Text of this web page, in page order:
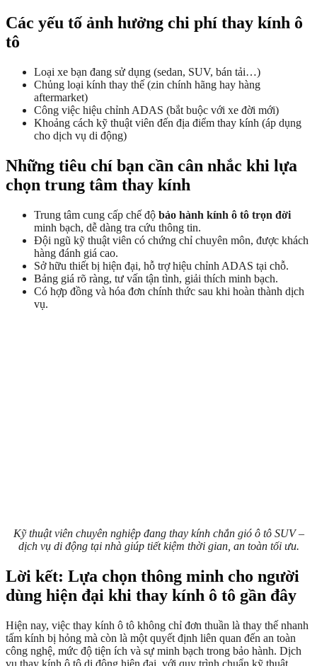
Các yếu tố ảnh hưởng chi phí thay kính ô
tô
Loại xe bạn đang sử dụng (sedan, SUV, bán tải…)
Chủng loại kính thay thế (zin chính hãng hay hàng
aftermarket)
Công việc hiệu chỉnh ADAS (bắt buộc với xe đời mới)
Khoảng cách kỹ thuật viên đến địa điểm thay kính (áp dụng
cho dịch vụ di động)
Những tiêu chí bạn cần cân nhắc khi lựa
chọn trung tâm thay kính
Trung tâm cung cấp chế độ bảo hành kính ô tô trọn đời
minh bạch, dễ dàng tra cứu thông tin.
Đội ngũ kỹ thuật viên có chứng chỉ chuyên môn, được khách
hàng đánh giá cao.
Sở hữu thiết bị hiện đại, hỗ trợ hiệu chỉnh ADAS tại chỗ.
Bảng giá rõ ràng, tư vấn tận tình, giải thích minh bạch.
Có hợp đồng và hóa đơn chính thức sau khi hoàn thành dịch
vụ.
Kỹ thuật viên chuyên nghiệp đang thay kính chắn gió ô tô SUV –
dịch vụ di động tại nhà giúp tiết kiệm thời gian, an toàn tối ưu.
Lời kết: Lựa chọn thông minh cho người
dùng hiện đại khi thay kính ô tô gần đây
Hiện nay, việc thay kính ô tô không chỉ đơn thuần là thay thế nhanh
tấm kính bị hỏng mà còn là một quyết định liên quan đến an toàn
công nghệ, mức độ tiện ích và sự minh bạch trong bảo hành. Dịch
vụ thay kính ô tô di động hiện đại, với quy trình chuẩn kỹ thuật,